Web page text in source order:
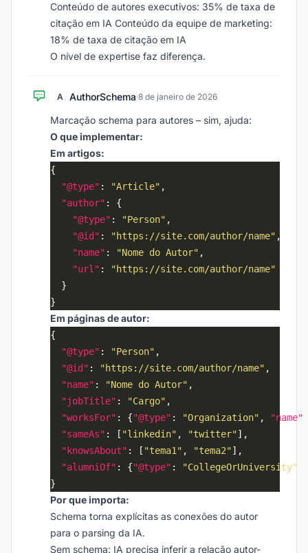
Conteúdo de autores executivos: 35% de taxa de
citação em IA Conteúdo da equipe de marketing:
18% de taxa de citação em IA
O nível de expertise faz diferença.
A AuthorSchema·8 de janeiro de 2026
Marcação schema para autores – sim, ajuda:
O que implementar:
Em artigos:
"@type" : "Article"
"author"
"@type" : "Person"
"@id" : "https://site.com/author/name"
"name" : "Nome do Autor"
"url" :
"https://site.com/author/name"
Em páginas de autor:
"@type" : "Person"
"@id" : "https://site.com/author/name"
"name" : "Nome do Autor"
"jobTitle" : "Cargo"
"worksFor" : {"@type" : "Organization" , "name"
"sameAs" : [ "linkedin" , "twitter"
"knowsAbout" : [ "tema1" , "tema2"
"alumniOf" : {"@type" : "CollegeOrUniversity"
Por que importa:
Schema torna explícitas as conexões do autor
para o parsing da IA.
Sem schema: IA precisa inferir a relação autor-